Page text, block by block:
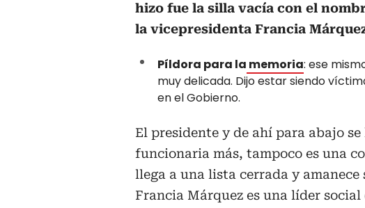
hizo fue la silla vacía con el
la vicepresidenta Francia
Píldora para la memoria: ese
muy delicada. Dijo estar siendo
en el Gobierno.
El presidente y de ahí para abajo
funcionaria más, tampoco es una
llega a una lista cerrada y
Francia Márquez es una líder